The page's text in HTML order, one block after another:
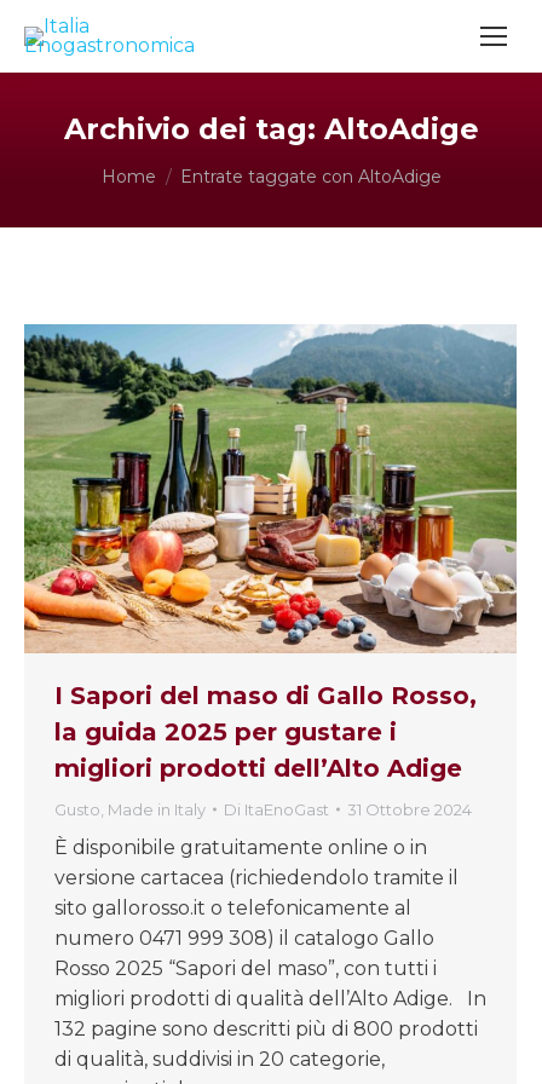
Archivio dei tag: AltoAdige
Tu sei qui:
Home Entrate taggate con AltoAdige
I Sapori del maso di Gallo Rosso,
la guida 2025 per gustare i
migliori prodotti dell’Alto Adige
Gusto Made in Italy Di ItaEnoGast 31 Ottobre 2024
È disponibile gratuitamente online o in
versione cartacea (richiedendolo tramite il
sito gallorosso.it o telefonicamente al
numero 0471 999 308) il catalogo Gallo
Rosso 2025 “Sapori del maso”, con tutti i
migliori prodotti di qualità dell’Alto Adige. In
132 pagine sono descritti più di 800 prodotti
di qualità, suddivisi in 20 categorie,